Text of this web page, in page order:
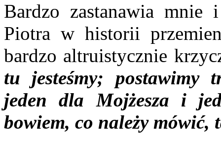
Bardzo zastanawia
Piotra w historii
bardzo altruistycznie
tu jesteśmy; postawimy
jeden dla Mojżesza i
bowiem, co należy mówić,